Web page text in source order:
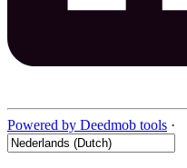
Powered by Deedmob tools ·